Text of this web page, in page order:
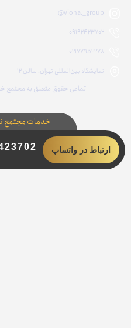
viona._group@
09192423702
02177952278
نمایشگاه بین‌المللی تهران، سالن ۱۲
تمامی حقوق متعلق به مجتمع
خدمات مجتمع
ارتباط در واتساپ